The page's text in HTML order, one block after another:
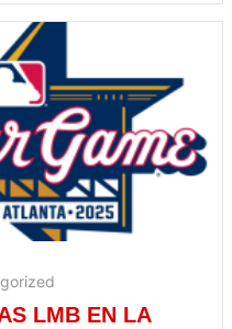
LMB EN LA